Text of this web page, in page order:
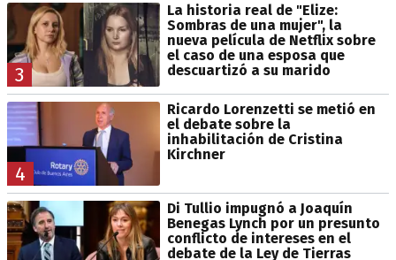
3
La historia real de "Elize:
Sombras de una mujer", la
nueva película de Netflix sobre
el caso de una esposa que
descuartizó a su marido
4
Ricardo Lorenzetti se metió en
el debate sobre la
inhabilitación de Cristina
Kirchner
Di Tullio impugnó a Joaquín
Benegas Lynch por un presunto
conflicto de intereses en el
debate de la Ley de Tierras